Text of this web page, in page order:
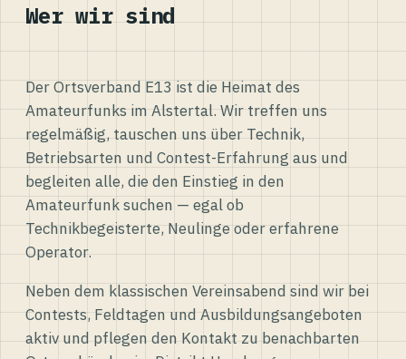
Wer wir sind
Der Ortsverband E13 ist die Heimat des
Amateurfunks im Alstertal. Wir treffen uns
regelmäßig, tauschen uns über Technik,
Betriebsarten und Contest-Erfahrung aus und
begleiten alle, die den Einstieg in den
Amateurfunk suchen — egal ob
Technikbegeisterte, Neulinge oder erfahrene
Operator.
Neben dem klassischen Vereinsabend sind wir bei
Contests, Feldtagen und Ausbildungsangeboten
aktiv und pflegen den Kontakt zu benachbarten